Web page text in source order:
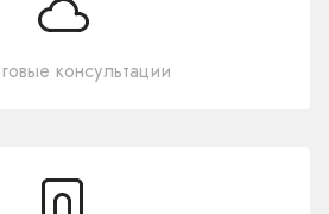
консультации